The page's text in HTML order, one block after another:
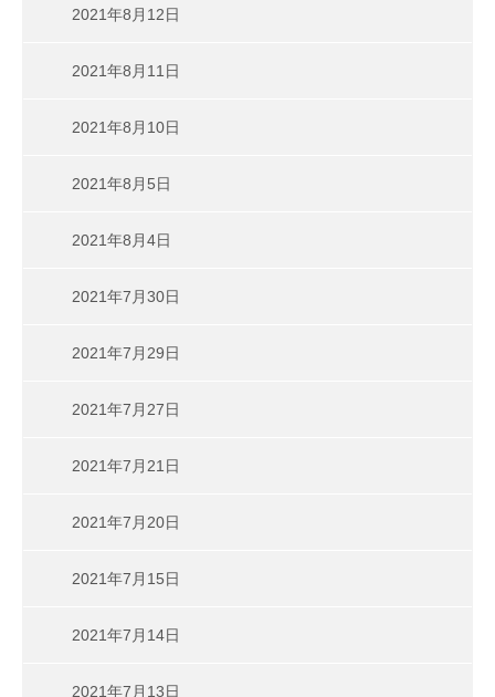
2021年8月12日
2021年8月11日
2021年8月10日
2021年8月5日
2021年8月4日
2021年7月30日
2021年7月29日
2021年7月27日
2021年7月21日
2021年7月20日
2021年7月15日
2021年7月14日
2021年7月13日